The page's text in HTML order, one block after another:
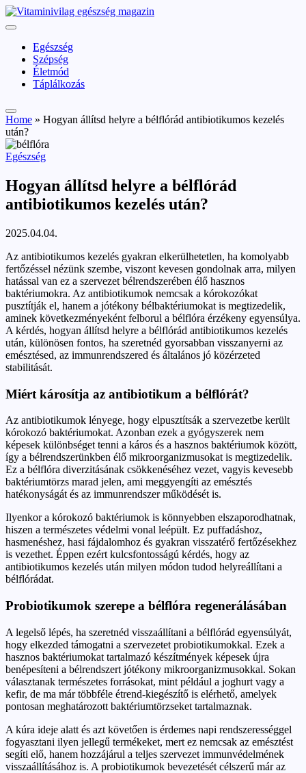
Skip
to
Vitaminivilág:
szépség
Egészség
Szépség
Életmód
Táplálkozás
Home » Hogyan állítsd helyre a bélflórád antibiotikumos kezelés
után?
Posted
Egészség
Hogyan állítsd helyre a bélflórád
antibiotikumos kezelés után?
2025.04.04.
Az antibiotikumos kezelés gyakran elkerülhetetlen, ha komolyabb
fertőzéssel nézünk szembe, viszont kevesen gondolnak arra, milyen
hatással van ez a szervezet bélrendszerében élő hasznos
baktériumokra. Az antibiotikumok nemcsak a kórokozókat
pusztítják el, hanem a jótékony bélbaktériumokat is megtizedelik,
aminek következményeként felborul a bélflóra érzékeny egyensúlya.
A kérdés, hogyan állítsd helyre a bélflórád antibiotikumos kezelés
után, különösen fontos, ha szeretnéd gyorsabban visszanyerni az
emésztésed, az immunrendszered és általános jó közérzeted
stabilitását.
Miért károsítja az antibiotikum a bélflórát?
Az antibiotikumok lényege, hogy elpusztítsák a szervezetbe került
kórokozó baktériumokat. Azonban ezek a gyógyszerek nem
képesek különbséget tenni a káros és a hasznos baktériumok között,
így a bélrendszerünkben élő mikroorganizmusokat is megtizedelik.
Ez a bélflóra diverzitásának csökkenéséhez vezet, vagyis kevesebb
baktériumtörzs marad jelen, ami meggyengíti az emésztés
hatékonyságát és az immunrendszer működését is.
Ilyenkor a kórokozó baktériumok is könnyebben elszaporodhatnak,
hiszen a természetes védelmi vonal leépült. Ez puffadáshoz,
hasmenéshez, hasi fájdalomhoz és gyakran visszatérő fertőzésekhez
is vezethet. Éppen ezért kulcsfontosságú kérdés, hogy az
antibiotikumos kezelés után milyen módon tudod helyreállítani a
bélflórádat.
Probiotikumok szerepe a bélflóra regenerálásában
A legelső lépés, ha szeretnéd visszaállítani a bélflórád egyensúlyát,
hogy elkezded támogatni a szervezetet probiotikumokkal. Ezek a
hasznos baktériumokat tartalmazó készítmények képesek újra
benépesíteni a bélrendszert jótékony mikroorganizmusokkal. Sokan
választanak természetes forrásokat, mint például a joghurt vagy a
kefir, de ma már többféle étrend-kiegészítő is elérhető, amelyek
pontosan meghatározott baktériumtörzseket tartalmaznak.
A kúra ideje alatt és azt követően is érdemes napi rendszerességgel
fogyasztani ilyen jellegű termékeket, mert ez nemcsak az emésztést
segíti elő, hanem hozzájárul a teljes szervezet immunvédelmének
visszaállításához is. A probiotikumok bevezetését célszerű már az